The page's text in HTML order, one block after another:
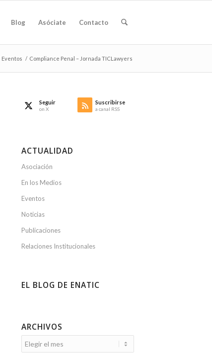
Blog Asóciate Contacto
Eventos / Compliance Penal – Jornada TICLawyers
Seguir
on X
Suscribirse
a canal RSS
ACTUALIDAD
Asociación
En los Medios
Eventos
Noticias
Publicaciones
Relaciones Institucionales
EL BLOG DE ENATIC
ARCHIVOS